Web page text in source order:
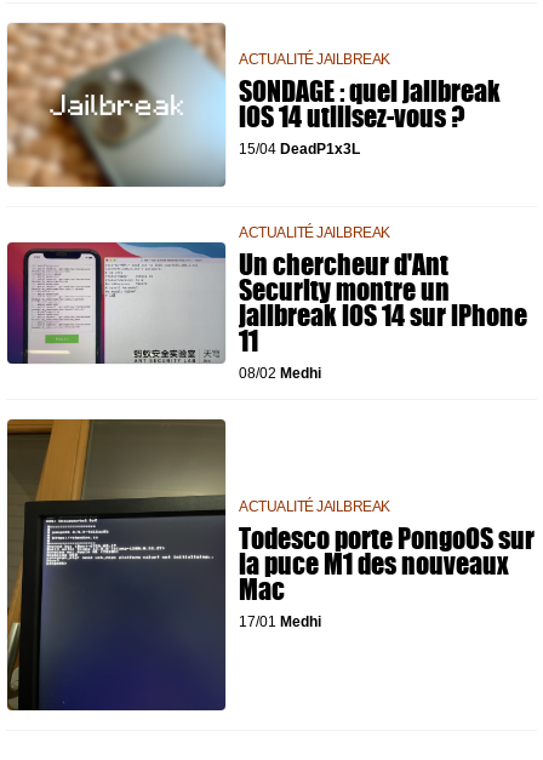
ACTUALITÉ JAILBREAK
SONDAGE : quel jailbreak
iOS 14 utilisez-vous ?
15/04 DeadP1x3L
ACTUALITÉ JAILBREAK
Un chercheur d'Ant
Security montre un
jailbreak iOS 14 sur iPhone
11
08/02 Medhi
ACTUALITÉ JAILBREAK
Todesco porte PongoOS sur
la puce M1 des nouveaux
Mac
17/01 Medhi